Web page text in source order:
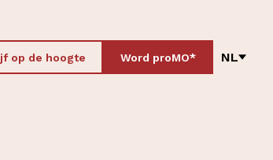
op de hoogte Word proMO* NL